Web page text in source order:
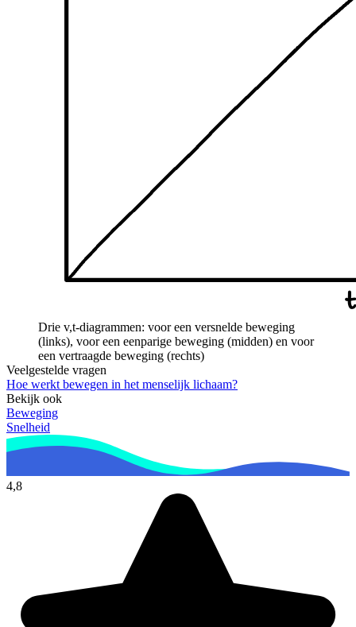
Drie v,t-diagrammen: voor een versnelde beweging
(links), voor een eenparige beweging (midden) en voor
een vertraagde beweging (rechts)
Veelgestelde vragen
Hoe werkt bewegen in het menselijk lichaam?
Bekijk ook
Beweging
Snelheid
4,8